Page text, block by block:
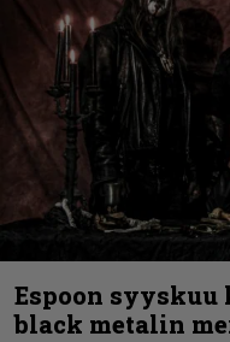
Espoon
black metalin